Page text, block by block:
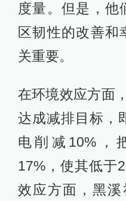
度量。但是，他
区韧性的改善和
关重要。
在环境效应方面
达成减排目标，
电削减10%，
17%，使其低于
效应方面，黑溪